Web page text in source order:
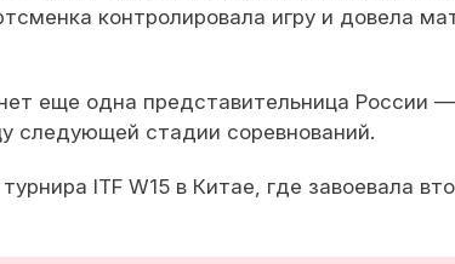
контролировала игру и довела
еще одна представительница России —
следующей стадии соревнований.
ITF W15 в Китае, где завоевала